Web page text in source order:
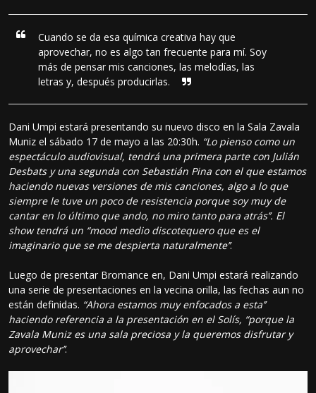
Cuando se da esa química creativa hay que
aprovechar, no es algo tan frecuente para mí. Soy
más de pensar mis canciones, las melodías, las
letras y, después producirlas.
Dani Umpi estará presentando su nuevo disco en la Sala Zavala
Muniz el sábado 17 de mayo a las 20:30h. “Lo pienso como un
espectáculo audiovisual, tendrá una primera parte con Julián
Desbats y una segunda con Sebastián Pina con el que estamos
haciendo nuevas versiones de mis canciones, algo a lo que
siempre le tuve un poco de resistencia porque soy muy de
cantar en lo último que ando, no miro tanto para atrás’’. El
show tendrá un “mood medio discotequero que es el
imaginario que se me despierta naturalmente’’.
Luego de presentar Bromance en, Dani Umpi estará realizando
una serie de presentaciones en la vecina orilla, las fechas aun no
están definidas. “Ahora estamos muy enfocados a esta’’
haciendo referencia a la presentación en el Solís, “porque la
Zavala Muniz es una sala preciosa y la queremos disfrutar y
aprovechar’’.